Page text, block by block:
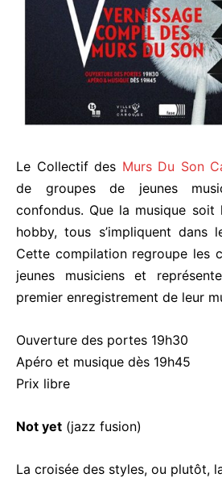
Le Collectif des Murs Du Son
de groupes de jeunes
confondus. Que la musique soit
hobby, tous s’impliquent dans
Cette compilation regroupe les
jeunes musiciens et
premier enregistrement de leur
Ouverture des portes 19h30
Apéro et musique dès 19h45
Prix libre
Not yet (jazz fusion)
La croisée des styles, ou plutôt,